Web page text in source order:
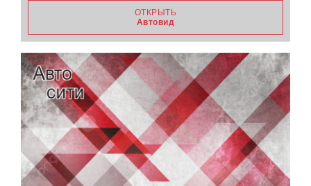
ОТКРЫТЬ
Автовид